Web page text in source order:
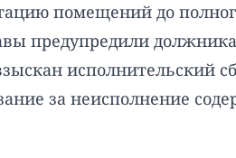
помещений до
предупредили
исполнительский
за неисполнение